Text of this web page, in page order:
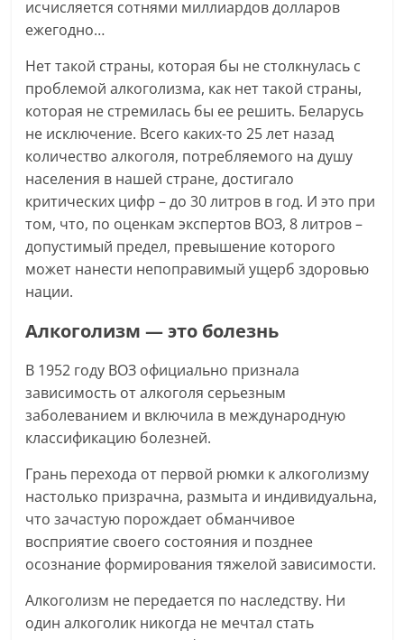
исчисляется сотнями миллиардов долларов
ежегодно…
Нет такой страны, которая бы не столкнулась с
проблемой алкоголизма, как нет такой страны,
которая не стремилась бы ее решить. Беларусь
не исключение. Всего каких-то 25 лет назад
количество алкоголя, потребляемого на душу
населения в нашей стране, достигало
критических цифр – до 30 литров в год. И это при
том, что, по оценкам экспертов ВОЗ, 8 литров –
допустимый предел, превышение которого
может нанести непоправимый ущерб здоровью
нации.
Алкоголизм — это болезнь
В 1952 году ВОЗ официально признала
зависимость от алкоголя серьезным
заболеванием и включила в международную
классификацию болезней.
Грань перехода от первой рюмки к алкоголизму
настолько призрачна, размыта и индивидуальна,
что зачастую порождает обманчивое
восприятие своего состояния и позднее
осознание формирования тяжелой зависимости.
Алкоголизм не передается по наследству. Ни
один алкоголик никогда не мечтал стать